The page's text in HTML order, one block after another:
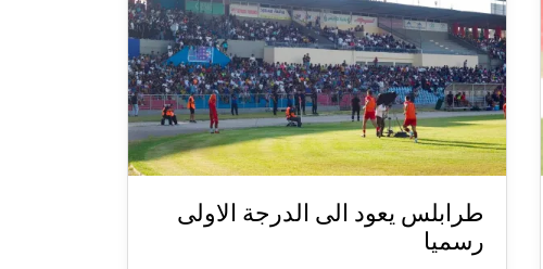
طرابلس يعود الى الدرجة الاولى
رسميا